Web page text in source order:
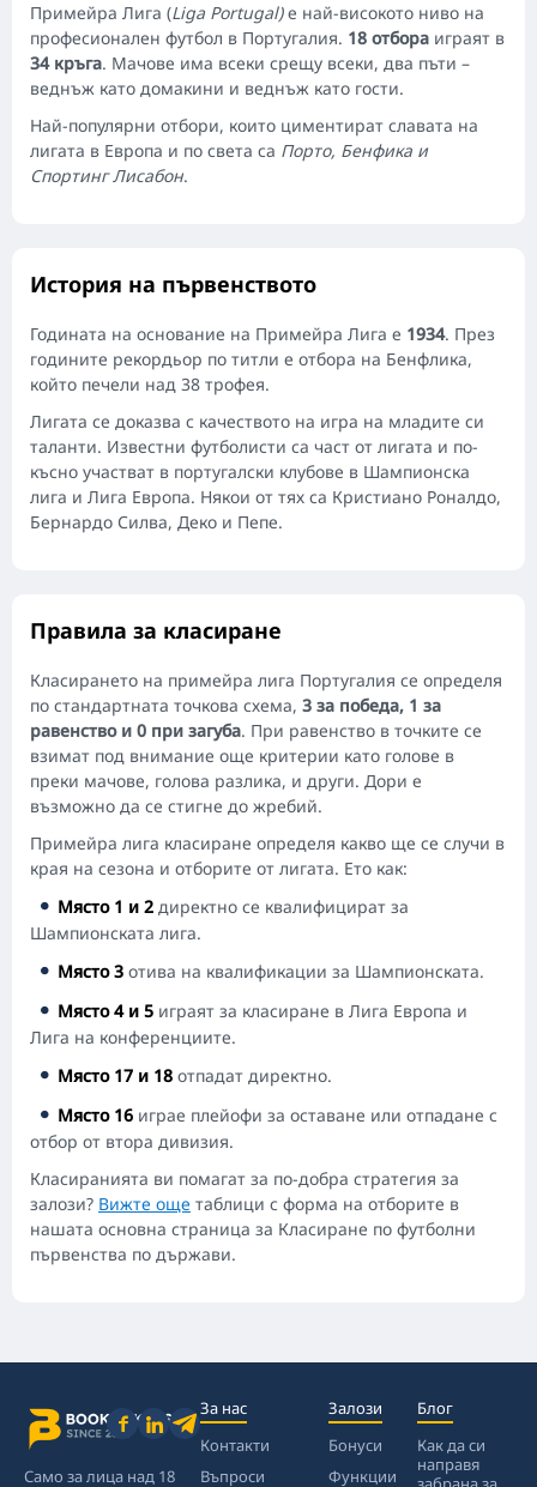
Примейра Лига (Liga Portugal)е най-високото ниво на
професионален футбол в Португалия. 18 отбора играят в
34 кръга. Мачове има всеки срещу всеки, два пъти –
веднъж като домакини и веднъж като гости.
Най-популярни отбори, които циментират славата на
лигата в Европа и по света са Порто, Бенфика и
Спортинг Лисабон.
История на първенството
Годината на основание на Примейра Лига е 1934. През
годините рекордьор по титли е отбора на Бенфлика,
който печели над 38 трофея.
Лигата се доказва с качеството на игра на младите си
таланти. Известни футболисти са част от лигата и по-
късно участват в португалски клубове в Шампионска
лига и Лига Европа. Някои от тях са Кристиано Роналдо,
Бернардо Силва, Деко и Пепе.
Правила за класиране
Класирането на примейра лига Португалия се определя
по стандартната точкова схема, 3 за победа, 1 за
равенство и 0 при загуба. При равенство в точките се
взимат под внимание още критерии като голове в
преки мачове, голова разлика, и други. Дори е
възможно да се стигне до жребий.
Примейра лига класиране определя какво ще се случи в
края на сезона и отборите от лигата. Ето как:
Място 1 и 2 директно се квалифицират за
Шампионската лига.
Място 3 отива на квалификации за Шампионската.
Място 4 и 5 играят за класиране в Лига Европа и
Лига на конференциите.
Място 17 и 18 отпадат директно.
Място 16 играе плейофи за оставане или отпадане с
отбор от втора дивизия.
Класиранията ви помагат за по-добра стратегия за
залози? Вижте още таблици с форма на отборите в
нашата основна страница за Класиране по футболни
първенства по държави.
Само за лица над 18
За нас
Контакти
Въпроси
Залози
Бонуси
Функции
Блог
Как да си
направя